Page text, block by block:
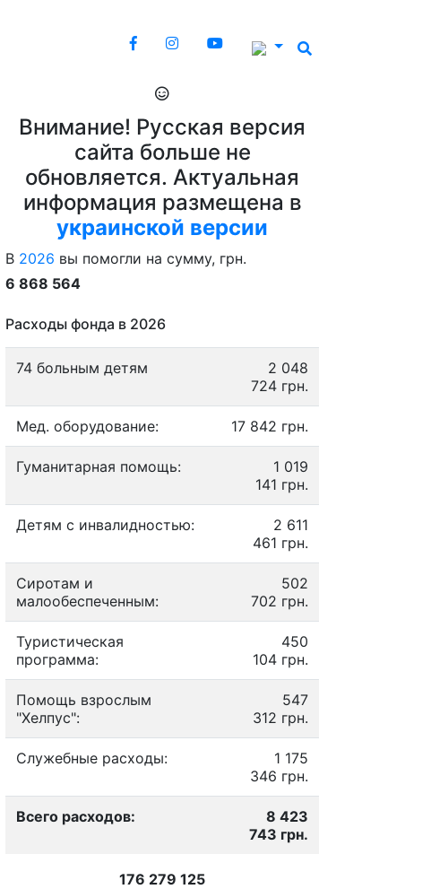
Внимание! Русская версия
сайта больше не
обновляется. Актуальная
информация размещена в
украинской версии
В 2026 вы помогли на сумму, грн.
6 868 564
Расходы фонда в 2026
74 больным детям
2 048
724 грн.
Мед. оборудование: 17 842 грн.
Гуманитарная помощь:
1 019
141 грн.
Детям с инвалидностью:
2 611
461 грн.
Сиротам и
малообеспеченным:
502
702 грн.
Туристическая
программа:
450
104 грн.
Помощь взрослым
"Хелпус":
547
312 грн.
Служебные расходы:
1 175
346 грн.
Всего расходов:
8 423
743 грн.
176 279 125